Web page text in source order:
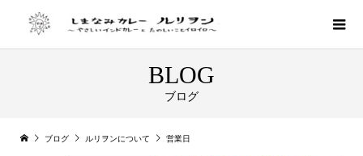
BLOG
ブログ
ブログ ルリヲンについて 営業日